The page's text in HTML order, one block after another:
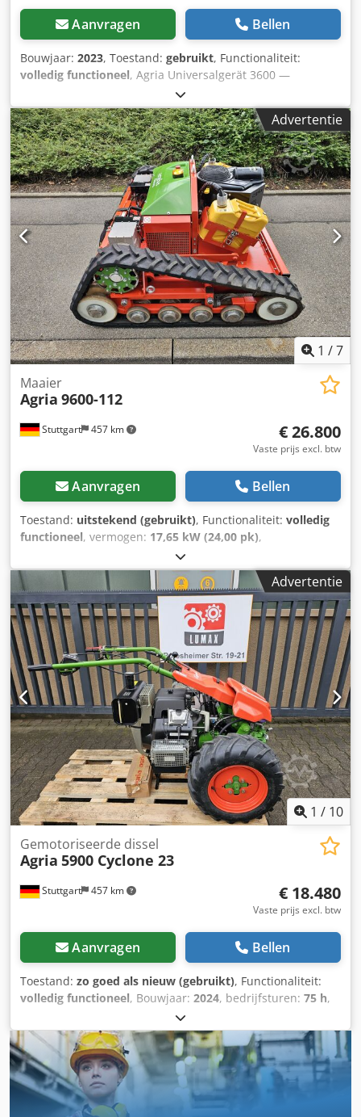
Aanvragen Bellen
Bouwjaar: 2023, Toestand: gebruikt, Functionaliteit:
volledig functioneel, Agria Universalgerät 3600 —
bouwjaar 2023 Gebruikt uit het professionele verhuurpark
van Kurt König Baumaschinen GmbH, Einbeck. Toestand &
opmerkingen: - Toestand: Gebruikt uit verhuur, regelmatig
onderhouden - Werking: Volledig operationeel Csdpfx Apsy
A E H Ujborf - De productfoto's zijn voorbeeldfoto's en
tonen het apparaat in nieuwe staat — de werkelijke staat
varieert afhankelijk van de gebruiksperiode - Bezichtigen
mogelijk in 37574 Einbeck op afspraak Prijs 4.900 EUR excl.
BTW | EXW Einbeck | Levering op aanvraag
Advertentie
1 /7
Stuttgart 457 km
Maaier
Agria 9600-112
€ 26.800
Vaste prijs excl. btw
Aanvragen Bellen
Toestand: uitstekend (gebruikt), Functionaliteit: volledig
functioneel, vermogen: 17,65 kW (24,00 pk),
, brandstof:
overbrenging:overig, Bouwjaar:2023, AGRIA 9600 - 112 !!!
2e generatie, nieuw model !!! Afstandsbediende
rupsklepper met 112 cm mulch-maaidek Deze AGRIA 9600-
112 rupsklepper is van bouwjaar 2023 en heeft slechts 304
bedrijfsuren volgens de teller. De machine verkeert in zeer
goede staat met normale gebruiks- en slijtageplekken.
Onderhoud zojuist uitgevoerd. Crodpfjxa Ar Tsx Apbjf De
actuele adviesprijs is €44.900. Netto prijs: €26.806 // Bruto
prijs: €31.900 - Bezichtiging / proefrit mogelijk! -
Verzending binnen Nederland €400 via expediteur! -
Financiering / leasing kan op maat worden aangevraagd.
Advertentie
1 / 10
Stuttgart 457 km
Gemotoriseerde dissel
Agria 5900 Cyclone 23
€ 18.480
Vaste prijs excl. btw
Aanvragen Bellen
Toestand: zo goed als nieuw (gebruikt), Functionaliteit:
volledig functioneel, Bouwjaar: 2024, bedrijfsturen: 75 h,
16,92 kW (23,00 pk)
soort overbrenging:hydrostaat, Agria 5900 Taifun
Codpfxev Ecdke Apberf Profi - Hydro-apparatuurdrager
Technische details: Kawasaki 2-cilinder viertakt
benzinemotor 23pk met elektrische start Transmissie:
continu variabele hydrostatische aandrijving met